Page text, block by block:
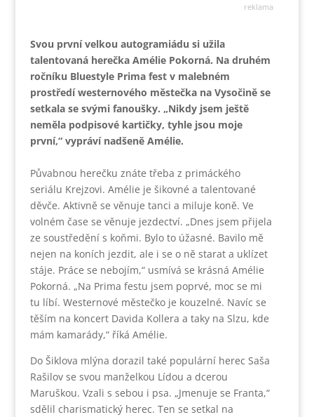
reklama
Svou první velkou autogramiádu si užila
talentovaná herečka Amélie Pokorná. Na druhém
ročníku Bluestyle Prima fest v malebném
prostředí westernového městečka na Vysočině se
setkala se svými fanoušky. „Nikdy jsem ještě
neměla podpisové kartičky, tyhle jsou moje
první,“ vypráví nadšeně Amélie.
Půvabnou herečku znáte třeba z primáckého
seriálu Krejzovi. Amélie je šikovné a talentované
děvče. Aktivně se věnuje tanci a miluje koně. Ve
volném čase se věnuje jezdectví. „Dnes jsem přijela
ze soustředění s koňmi. Bylo to úžasné. Bavilo mě
nejen na koních jezdit, ale i se o ně starat a uklízet
stáje. Práce se nebojím,“ usmívá se krásná Amélie
Pokorná. „Na Prima festu jsem poprvé, moc se mi
tu líbí. Westernové městečko je kouzelné. Navíc se
těším na koncert Davida Kollera a taky na Slzu, kde
mám kamarády,“ říká Amélie.
Do Šiklova mlýna dorazil také populární herec Saša
Rašilov se svou manželkou Lídou a dcerou
Maruškou. Vzali s sebou i psa. „Jmenuje se Franta,“
sdělil charismatický herec. Ten se setkal na